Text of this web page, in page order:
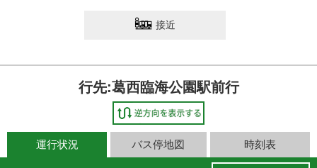
接近
行先:葛西臨海公園駅前行
運行状況 バス停地図 時刻表